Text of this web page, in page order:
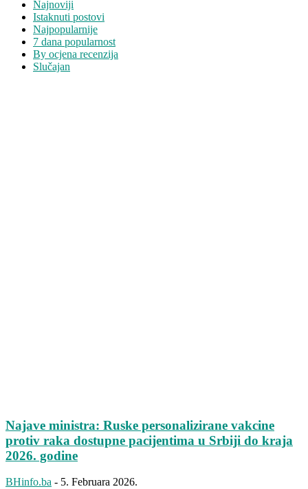
Najnoviji
Istaknuti postovi
Najpopularnije
7 dana popularnost
By ocjena recenzija
Slučajan
Najave ministra: Ruske personalizirane vakcine
protiv raka dostupne pacijentima u Srbiji do kraja
2026. godine
BHinfo.ba - 5. Februara 2026.